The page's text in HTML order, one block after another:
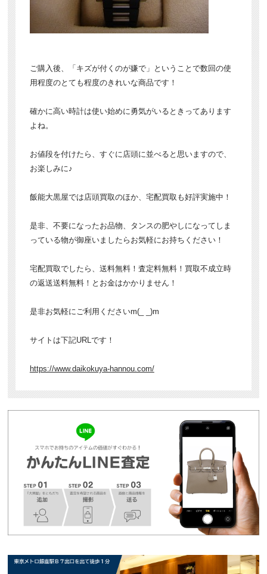
ご購入後、「キズが付くのが嫌で」ということで数回の使
用程度のとても程度のきれいな商品です！
確かに高い時計は使い始めに勇気がいるときってあります
よね。
お値段を付けたら、すぐに店頭に並べると思いますので、
お楽しみに♪
飯能大黒屋では店頭買取のほか、宅配買取も好評実施中！
是非、不要になったお品物、タンスの肥やしになってしま
っている物が御座いましたらお気軽にお持ちください！
宅配買取でしたら、送料無料！査定料無料！買取不成立時
の返送送料無料！とお金はかかりません！
是非お気軽にご利用くださいm(_ _)m
サイトは下記URLです！
https://www.daikokuya-hannou.com/